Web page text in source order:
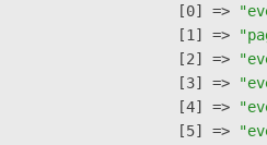
                    [0] =>
                    [1] =>
                    [2] =>
                    [3] =>
                    [4] =>
                    [5] =>